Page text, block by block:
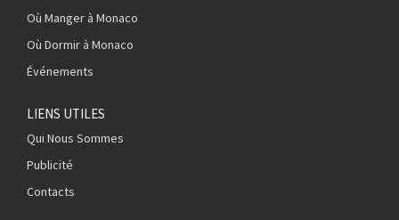
Où Manger à Monaco
Où Dormir à Monaco
Événements
LIENS UTILES
Qui Nous Sommes
Publicité
Contacts